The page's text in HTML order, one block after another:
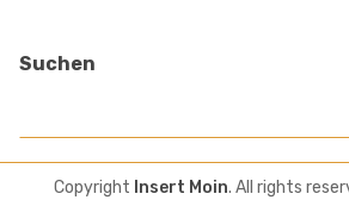
Suchen
Copyright Insert Moin. All rights